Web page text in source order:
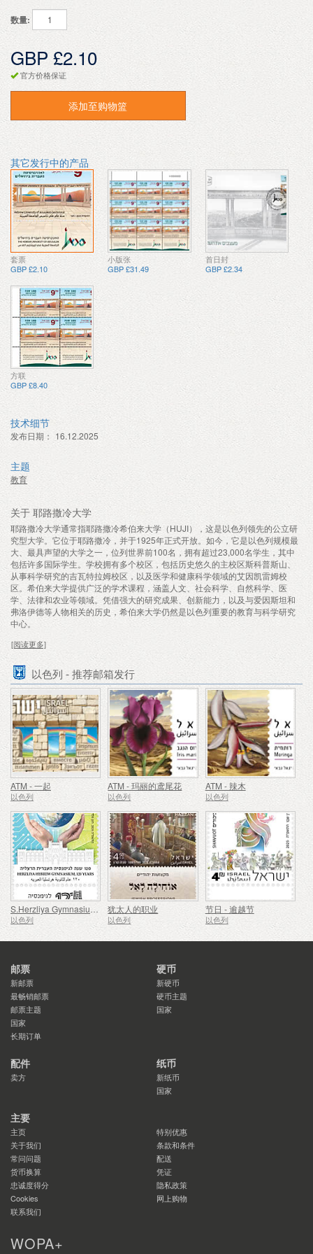
数量:
GBP £2.10
官方价格保证
添加至购物篮
其它发行中的产品
套票
GBP £2.10
小版张
GBP £31.49
首日封
GBP £2.34
方联
GBP £8.40
技术细节
发布日期： 16.12.2025
主题
教育
关于 耶路撒冷大学
耶路撒冷大学通常指耶路撒冷希伯来大学（HUJI），这是以色列领先的公立研
究型大学。它位于耶路撒冷，并于1925年正式开放。如今，它是以色列规模最
大、最具声望的大学之一，位列世界前100名，拥有超过23,000名学生，其中
包括许多国际学生。学校拥有多个校区，包括历史悠久的主校区斯科普斯山、
从事科学研究的吉瓦特拉姆校区，以及医学和健康科学领域的艾因凯雷姆校
区。希伯来大学提供广泛的学术课程，涵盖人文、社会科学、自然科学、医
学、法律和农业等领域。凭借强大的研究成果、创新能力，以及与爱因斯坦和
弗洛伊德等人物相关的历史，希伯来大学仍然是以色列重要的教育与科学研究
中心。
[阅读更多]
以色列 - 推荐邮箱发行
ATM - 一起
以色列
ATM - 玛丽的鸢尾花
以色列
ATM - 辣木
以色列
S.Herzliya Gymnasium, 120 Years
以色列
犹太人的职业
以色列
节日 - 逾越节
以色列
邮票
新邮票
最畅销邮票
邮票主题
国家
长期订单
硬币
新硬币
硬币主题
国家
配件
卖方
纸币
新纸币
国家
主要
主页
特别优惠
关于我们
条款和条件
常问问题
配送
货币换算
凭证
忠诚度得分
隐私政策
Cookies
网上购物
联系我们
WOPA+